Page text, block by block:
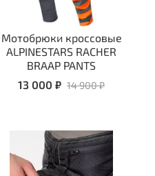
Мотобрюки кроссовые
ALPINESTARS RACHER
BRAAP PANTS
13 000 ₽ 14 900 ₽